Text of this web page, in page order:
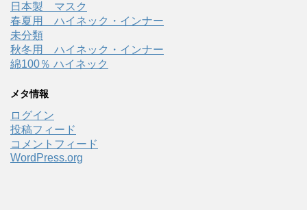
日本製 マスク
春夏用 ハイネック・インナー
未分類
秋冬用 ハイネック・インナー
綿100％ ハイネック
メタ情報
ログイン
投稿フィード
コメントフィード
WordPress.org